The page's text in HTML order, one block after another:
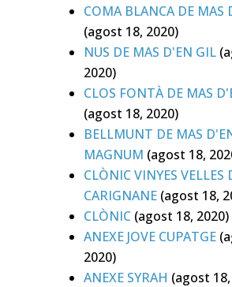
COMA BLANCA DE MAS
(agost 18, 2020)
NUS DE MAS D'EN GIL
2020)
CLOS FONTÀ DE MAS
(agost 18, 2020)
BELLMUNT DE MAS
MAGNUM (agost 18,
CLÒNIC VINYES VELLES
CARIGNANE (agost 18,
CLÒNIC (agost 18, 2020)
ANEXE JOVE CUPATGE
2020)
ANEXE SYRAH (agost